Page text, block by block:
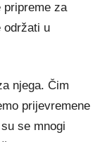
pripreme za
održati u
njega. Čim
prijevremene
se mnogi